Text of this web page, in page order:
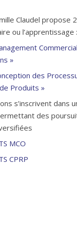
Claudel propose
ou l’apprentissage :
»
des
Produits »
s’inscrivent dans
des
MCO
CPRP